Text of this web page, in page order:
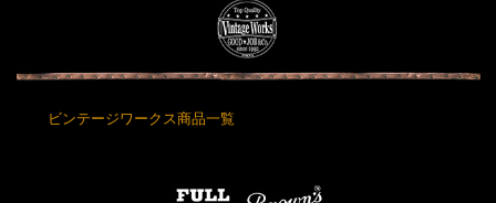
ビンテージワークス商品一覧